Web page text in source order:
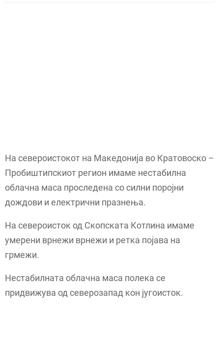
На североистокот на Македонија во Кратовоско –
Пробиштипскиот регион имаме нестабилна
облачна маса проследена со силни поројни
дождови и електрични празнења.
На североисток од Скопската Котлина имаме
умерени врнежи врнежи и ретка појава на
грмежи.
Нестабилната облачна маса полека се
придвижува од северозапад кон југоисток.